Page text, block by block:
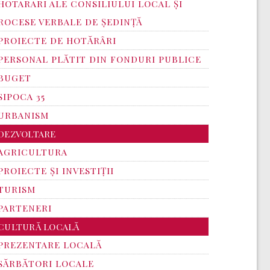
ALE CONSILIULUI LOCAL ȘI
VERBALE DE ȘEDINȚĂ
DE HOTĂRÂRI
PLĂTIT DIN FONDURI PUBLICE
35
ȘI INVESTIȚII
LOCALĂ
LOCALĂ
LOCALE